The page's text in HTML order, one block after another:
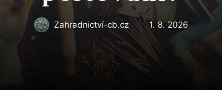
Zahradnictví-cb.cz 1. 8. 2026